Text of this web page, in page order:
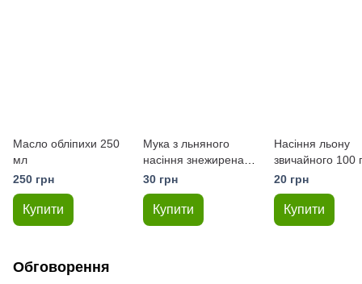
Масло обліпихи 250
мл
250 грн
Купити
Мука з льняного
насіння знежирена
200 грам
30 грн
Купити
Насіння льону
звичайного 100
20 грн
Купити
Обговорення